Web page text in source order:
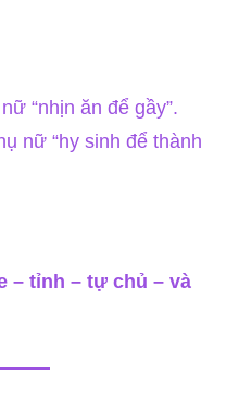
“nhịn ăn để gầy”.
nữ “hy sinh để thành
– tỉnh – tự chủ – và